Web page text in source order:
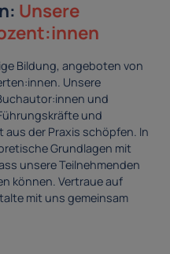
Unsere
Bildung, angeboten von
Unsere
und
und
aus der Praxis schöpfen. In
Grundlagen mit
unsere Teilnehmenden
können. Vertraue auf
mit uns gemeinsam